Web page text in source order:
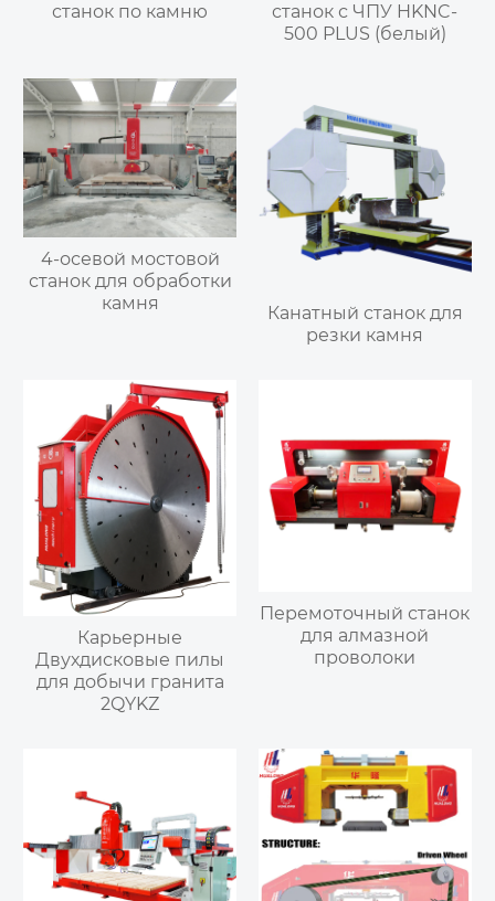
станок по камню
станок с ЧПУ HKNC-
500 PLUS (белый)
4-осевой мостовой
станок для обработки
камня
Канатный станок для
резки камня
Карьерные
Двухдисковые пилы
для добычи гранита
2QYKZ
Перемоточный станок
для алмазной
проволоки